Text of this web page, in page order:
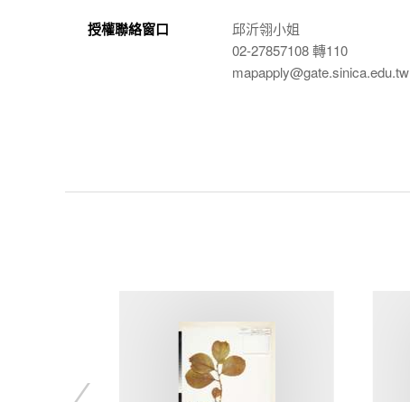
授權聯絡窗口
邱沂翎小姐
02-27857108 轉110
mapapply@gate.sinica.edu.tw